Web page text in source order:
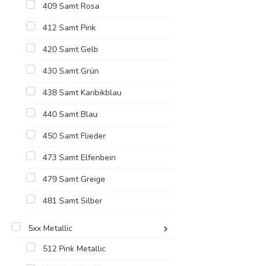
409 Samt Rosa
412 Samt Pink
420 Samt Gelb
430 Samt Grün
438 Samt Karibikblau
440 Samt Blau
450 Samt Flieder
473 Samt Elfenbein
479 Samt Greige
481 Samt Silber
5xx Metallic
512 Pink Metallic